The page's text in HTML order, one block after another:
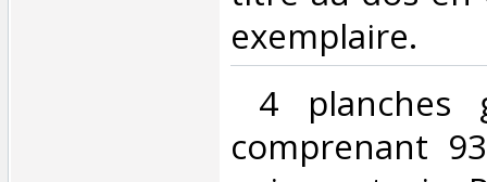
exemplaire.‎
4 planches
comprenant